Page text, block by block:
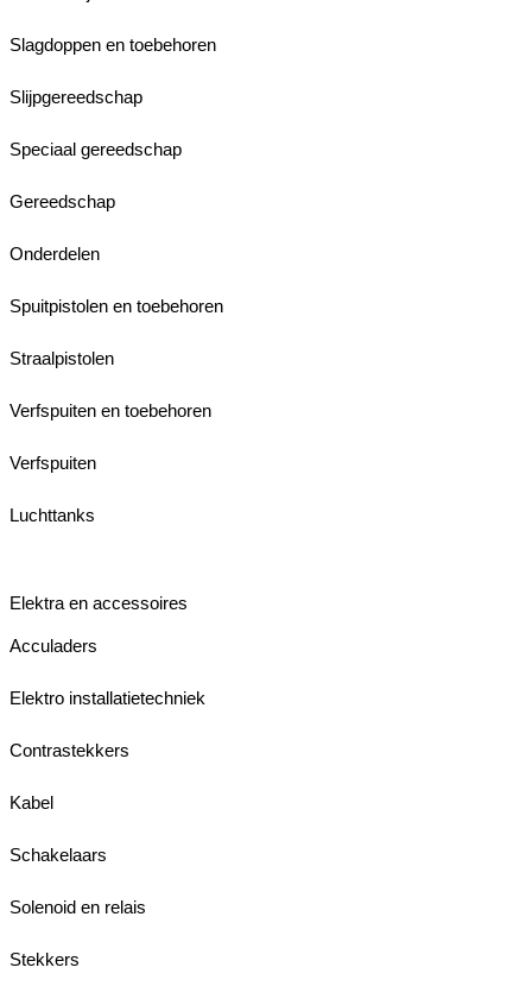
Slagdoppen en toebehoren
Slijpgereedschap
Speciaal gereedschap
Gereedschap
Onderdelen
Spuitpistolen en toebehoren
Straalpistolen
Verfspuiten en toebehoren
Verfspuiten
Luchttanks
Elektra en accessoires
Acculaders
Elektro installatietechniek
Contrastekkers
Kabel
Schakelaars
Solenoid en relais
Stekkers